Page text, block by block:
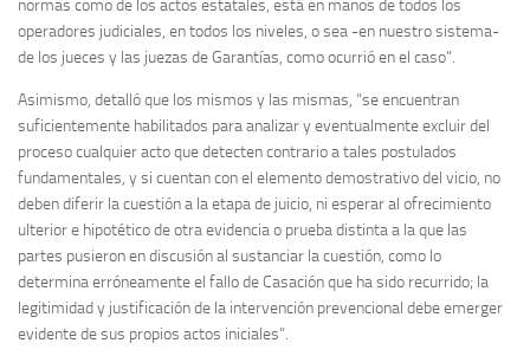
normas como de los actos estatales, está en manos de todos los
operadores judiciales, en todos los niveles, o sea -en nuestro sistema-
de los jueces y las juezas de Garantías, como ocurrió en el caso”.
Asimismo, detalló que los mismos y las mismas, “se encuentran
suficientemente habilitados para analizar y eventualmente excluir del
proceso cualquier acto que detecten contrario a tales postulados
fundamentales, y si cuentan con el elemento demostrativo del vicio, no
deben diferir la cuestión a la etapa de juicio, ni esperar al ofrecimiento
ulterior e hipotético de otra evidencia o prueba distinta a la que las
partes pusieron en discusión al sustanciar la cuestión, como lo
determina erróneamente el fallo de Casación que ha sido recurrido; la
legitimidad y justificación de la intervención prevencional debe emerger
evidente de sus propios actos iniciales”.